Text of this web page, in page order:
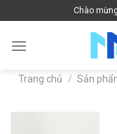
to
content
Chào
Trang chủ / Sản